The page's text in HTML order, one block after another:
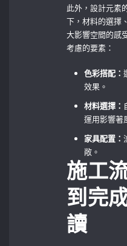
此外，設計元素
下，材料的選擇
大影響空間的感
考慮的要素：
色彩搭配：
效果。
材料選擇：
運用影響著
家具配置：
敞。
施工
到完
讀